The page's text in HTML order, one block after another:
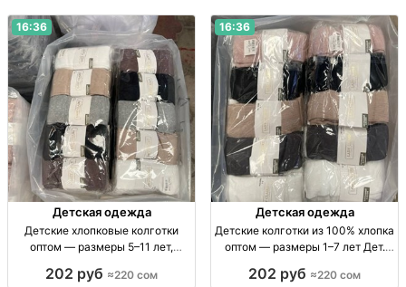
16:36
Детская одежда
Детские хлопковые колготки
оптом — размеры 5–11 лет,
колготки, р-р 5–7, 7–9, 9–11 лет,
202 руб ≈220 сом
16:36
Детская одежда
Детские колготки из 100% хлопка
оптом — размеры 1–7 лет Дет.
лет, уп. 10 шт.
202 руб ≈220 сом